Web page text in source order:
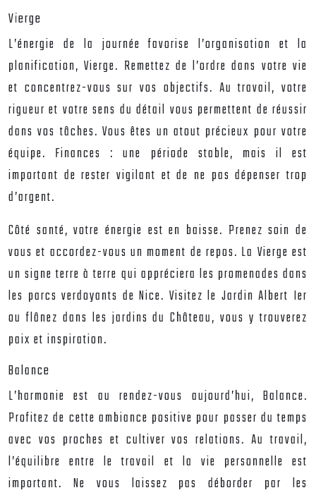
Vierge
L’énergie de la journée favorise l’organisation et la
planification, Vierge. Remettez de l’ordre dans votre vie
et concentrez-vous sur vos objectifs. Au travail, votre
rigueur et votre sens du détail vous permettent de réussir
dans vos tâches. Vous êtes un atout précieux pour votre
équipe. Finances : une période stable, mais il est
important de rester vigilant et de ne pas dépenser trop
d’argent.
Côté santé, votre énergie est en baisse. Prenez soin de
vous et accordez-vous un moment de repos. La Vierge est
un signe terre à terre qui appréciera les promenades dans
les parcs verdoyants de Nice. Visitez le Jardin Albert Ier
ou flânez dans les jardins du Château, vous y trouverez
paix et inspiration.
Balance
L’harmonie est au rendez-vous aujourd’hui, Balance.
Profitez de cette ambiance positive pour passer du temps
avec vos proches et cultiver vos relations. Au travail,
l’équilibre entre le travail et la vie personnelle est
important. Ne vous laissez pas déborder par les